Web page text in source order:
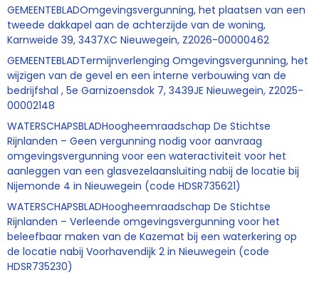
GEMEENTEBLADOmgevingsvergunning, het plaatsen van een
tweede dakkapel aan de achterzijde van de woning,
Karnweide 39, 3437XC Nieuwegein, Z2026-00000462
GEMEENTEBLADTermijnverlenging Omgevingsvergunning, het
wijzigen van de gevel en een interne verbouwing van de
bedrijfshal , 5e Garnizoensdok 7, 3439JE Nieuwegein, Z2025-
00002148
WATERSCHAPSBLADHoogheemraadschap De Stichtse
Rijnlanden – Geen vergunning nodig voor aanvraag
omgevingsvergunning voor een wateractiviteit voor het
aanleggen van een glasvezelaansluiting nabij de locatie bij
Nijemonde 4 in Nieuwegein (code HDSR735621)
WATERSCHAPSBLADHoogheemraadschap De Stichtse
Rijnlanden – Verleende omgevingsvergunning voor het
beleefbaar maken van de Kazemat bij een waterkering op
de locatie nabij Voorhavendijk 2 in Nieuwegein (code
HDSR735230)